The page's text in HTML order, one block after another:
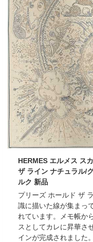
HERMES エルメス ス
ザ ライン ナチュラル/
ルク 新品
プリーズ ホールド ザ
識に描いた線が集まっ
れています。メモ帳か
スとしてカレに昇華さ
インが完成されました